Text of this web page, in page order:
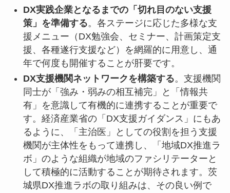
DX実践企業となるまでの「切れ目のない支援
策」を準備する。各ステージに応じた多様な支
援メニュー（DX勉強会、セミナー、計画策定支
援、各種遂行支援など）を網羅的に用意し、通
年で何度も開催することが肝要です。
DX支援機関ネットワークを構築する。支援機関
同士が「強み・弱みの相互補完」と「情報共
有」を意識して有機的に連携することが重要で
す。経済産業省の「DX支援ガイダンス」にもあ
るように、「主治医」としての役割を担う支援
機関が主体性をもって連携し、「地域DX推進ラ
ボ」のような組織が地域のファシリテーターと
して積極的に活動することが期待されます。茨
城県DX推進ラボの取り組みは、その良い例で